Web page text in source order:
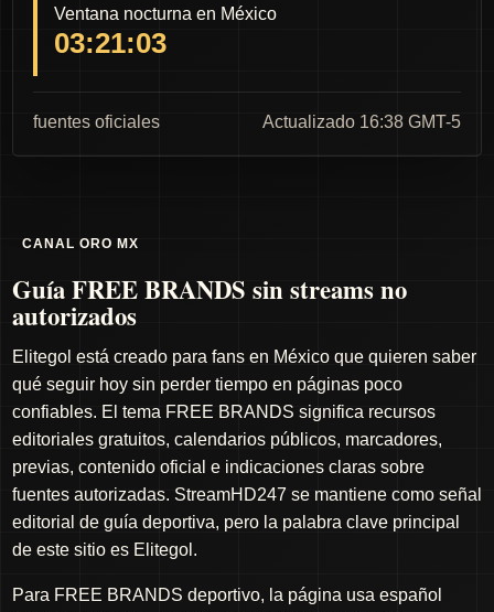
Ventana nocturna en México
03:21:02
fuentes oficiales Actualizado 16:38 GMT-5
CANAL ORO MX
Guía FREE BRANDS sin streams no
autorizados
Elitegol está creado para fans en México que quieren saber
qué seguir hoy sin perder tiempo en páginas poco
confiables. El tema FREE BRANDS significa recursos
editoriales gratuitos, calendarios públicos, marcadores,
previas, contenido oficial e indicaciones claras sobre
fuentes autorizadas. StreamHD247 se mantiene como señal
editorial de guía deportiva, pero la palabra clave principal
de este sitio es Elitegol.
Para FREE BRANDS deportivo, la página usa español